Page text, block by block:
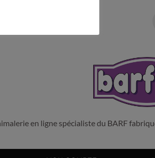
les réseaux sociaux :
en ligne spécialiste du BARF